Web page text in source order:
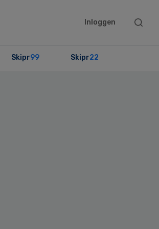
Inloggen
Search
Skipr99 Skipr22